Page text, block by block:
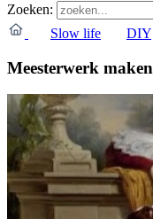
Zoeken:
Slow life
DIY
Meesterwerk maken